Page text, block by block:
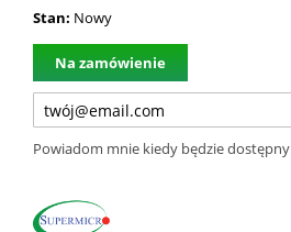
Stan: Nowy
Na zamówienie
Powiadom mnie kiedy będzie dostępny